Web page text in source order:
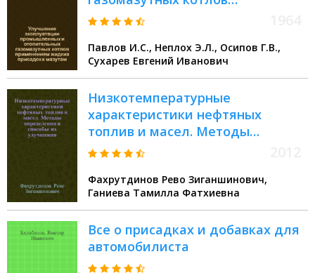
применением жидких присадок к
Павлов И.С., Неплох Э.Л., Осипов Г.В.,
Сухарев Евгений Иванович
Низкотемпературные
характеристики нефтяных
топлив и масел. Методы
определения и способы их
присадки к топливам и маслам :
учебное пособие
Фахрутдинов Рево Зиганшинович,
Ганиева Тамилла Фатхиевна
Все о присадках и добавках для
автомобилиста